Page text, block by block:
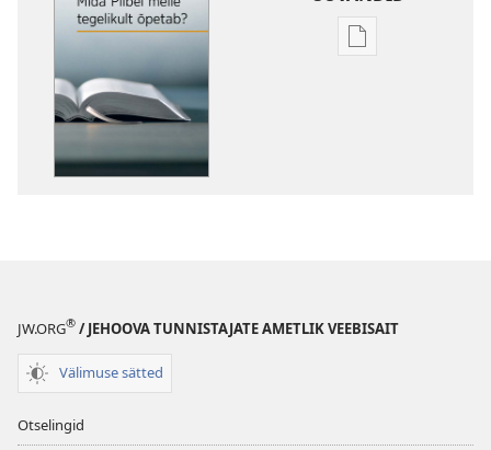
Väljaannete
JW.ORG® / JEHOOVA TUNNISTAJATE AMETLIK VEEBISAIT
Välimuse sätted
Otselingid